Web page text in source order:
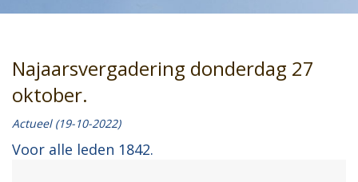
Najaarsvergadering donderdag 27
oktober.
Actueel (19-10-2022)
Voor alle leden 1842.